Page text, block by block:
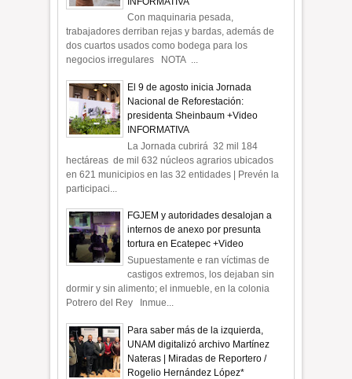
Con maquinaria pesada,
trabajadores derriban rejas y bardas, además de
dos cuartos usados como bodega para los
negocios irregulares NOTA ...
El 9 de agosto inicia Jornada
Nacional de Reforestación:
presidenta Sheinbaum +Video
INFORMATIVA
La Jornada cubrirá 32 mil 184
hectáreas de mil 632 núcleos agrarios ubicados
en 621 municipios en las 32 entidades | Prevén la
participaci...
FGJEM y autoridades desalojan a
internos de anexo por presunta
tortura en Ecatepec +Video
Supuestamente e ran víctimas de
castigos extremos, los dejaban sin
dormir y sin alimento; el inmueble, en la colonia
Potrero del Rey Inmue...
Para saber más de la izquierda,
UNAM digitalizó archivo Martínez
Nateras | Miradas de Reportero /
Rogelio Hernández López*